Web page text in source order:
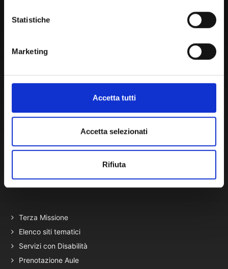
Statistiche
Marketing
Accetta tutti
Accetta selezionati
Rifiuta
Amministrazione Trasparente
migrazione)
Normativa di Ateneo
Bacheca di Ateneo - Bandi e Concorsi
Terza Missione
Elenco siti tematici
Servizi con Disabilità
Prenotazione Aule